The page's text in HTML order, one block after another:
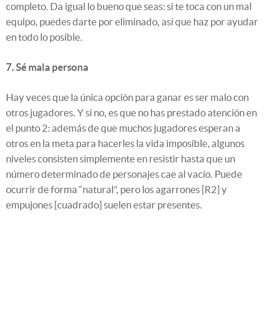
completo. Da igual lo bueno que seas: si te toca con un mal
equipo, puedes darte por eliminado, así que haz por ayudar
en todo lo posible.
7. Sé mala persona
Hay veces que la única opción para ganar es ser malo con
otros jugadores. Y si no, es que no has prestado atención en
el punto 2: además de que muchos jugadores esperan a
otros en la meta para hacerles la vida imposible, algunos
niveles consisten simplemente en resistir hasta que un
número determinado de personajes cae al vacío. Puede
ocurrir de forma “natural”, pero los agarrones [R2] y
empujones [cuadrado] suelen estar presentes.